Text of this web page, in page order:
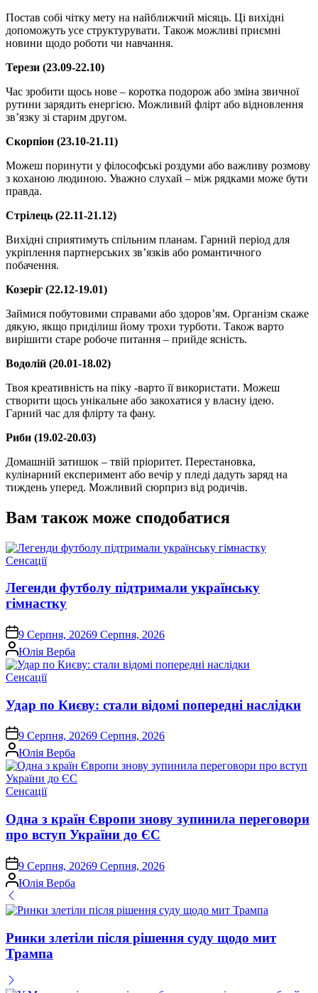
Постав собі чітку мету на найближчий місяць. Ці вихідні
допоможуть усе структурувати. Також можливі приємні
новини щодо роботи чи навчання.
Терези (23.09-22.10)
Час зробити щось нове – коротка подорож або зміна звичної
рутини зарядить енергією. Можливий флірт або відновлення
зв’язку зі старим другом.
Скорпіон (23.10-21.11)
Можеш поринути у філософські роздуми або важливу розмову
з коханою людиною. Уважно слухай – між рядками може бути
правда.
Стрілець (22.11-21.12)
Вихідні сприятимуть спільним планам. Гарний період для
укріплення партнерських зв’язків або романтичного
побачення.
Козеріг (22.12-19.01)
Займися побутовими справами або здоров’ям. Організм скаже
дякую, якщо приділиш йому трохи турботи. Також варто
вирішити старе робоче питання – прийде ясність.
Водолій (20.01-18.02)
Твоя креативність на піку -варто її використати. Можеш
створити щось унікальне або закохатися у власну ідею.
Гарний час для флірту та фану.
Риби (19.02-20.03)
Домашній затишок – твій пріоритет. Перестановка,
кулінарний експеримент або вечір у пледі дадуть заряд на
тиждень уперед. Можливий сюрприз від родичів.
Вам також може сподобатися
Опублікувати
Сенсації
Легенди футболу підтримали українську
гімнастку
on9 Серпня, 20269 Серпня, 2026
Опубліковано
Юлія Верба
Опублікувати
Сенсації
Удар по Києву: стали відомі попередні наслідки
on9 Серпня, 20269 Серпня, 2026
Опубліковано
Юлія Верба
Опублікувати
Сенсації
Одна з країн Європи знову зупинила переговори
про вступ України до ЄС
on9 Серпня, 20269 Серпня, 2026
Опубліковано
Юлія Верба
Ринки злетіли після рішення суду щодо мит
Трампа